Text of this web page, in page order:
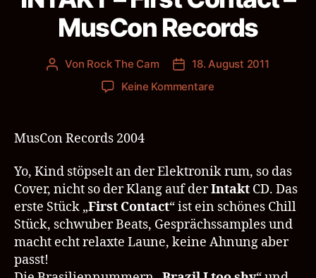
MusCon Records
Beitragsautor
Von Rock The Cam Veröffentlichungsdatum
18. August 2011
Keine Kommentarezu
–
MusCon
Records
MusCon Records 2004
Yo, Kind stöpselt an der Elektronik rum, so das
Cover, nicht so der Klang auf derIntakt CD. Das
erste Stück „First Contact“ ist ein schönes Chill
Stück, schwuber Beats, Gesprächssamples und
macht echt relaxte Laune, keine Ahnung aber
passt!